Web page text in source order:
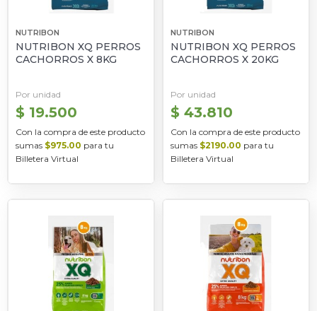
NUTRIBON
NUTRIBON XQ PERROS
CACHORROS X 8KG
Por unidad
$ 19.500
Con la compra de este producto
sumas $975.00 para tu
Billetera Virtual
NUTRIBON
NUTRIBON XQ PERROS
CACHORROS X 20KG
Por unidad
$ 43.810
Con la compra de este producto
sumas $2190.00 para tu
Billetera Virtual